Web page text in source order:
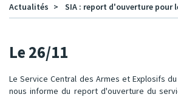
Actualités
SIA : report d'ouverture pour
Le 26/11
Le Service Central des Armes et Explosifs
nous informe du report d'ouverture du